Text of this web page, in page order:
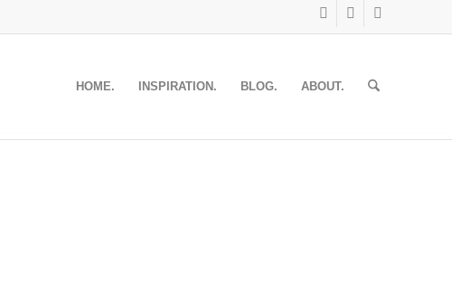
HOME. INSPIRATION. BLOG. ABOUT.